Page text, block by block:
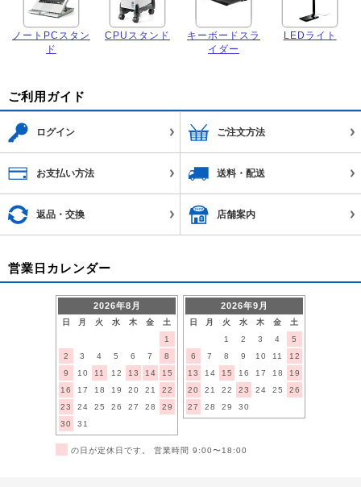
ノートPCスタン
ド
CPUスタンド
キーボードスラ
イダー
LEDライト
ご利用ガイド
ログイン ご注文方法
お支払い方法 送料・配送
返品・交換 店舗案内
営業日カレンダー
2026年8月
日 月 火 水 木 金
土
1
2
3 4 5 6 7
8
9
10 11 12 13 14
15
16
17 18 19 20 21
22
23
24 25 26 27 28
29
30
31
2026年9月
日 月 火 水 木 金
土
1
2 3 4
5
6
7 8 9 10 11
12
13
14 15 16 17 18
19
20
21 22 23 24 25
26
27
28 29 30
の日が定休日です。 営業時間 9:00〜18:00